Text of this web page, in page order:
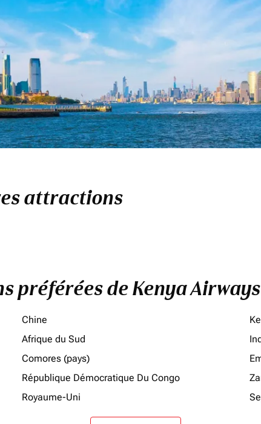
attractions
préférées de Kenya Airways
Chine
Afrique du Sud
Comores (pays)
République Démocratique Du Congo
Royaume-Uni